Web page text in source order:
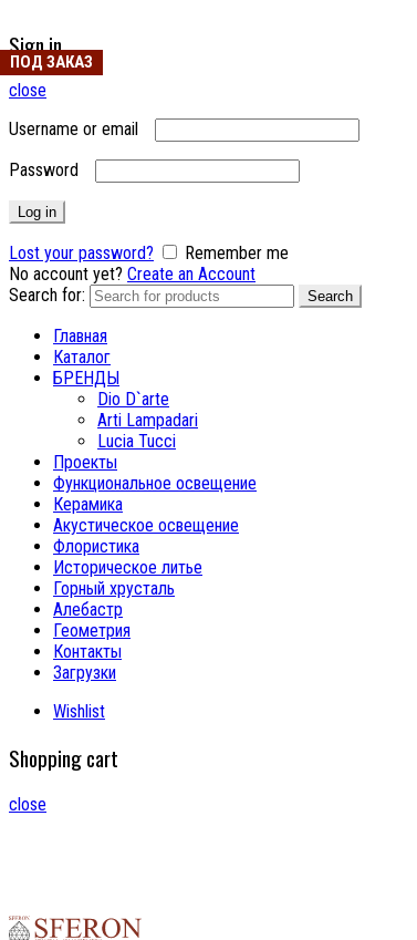
Sign in
close
Username or email
Password
Log in
Lost your password?
Remember me
No account yet? Create an Account
Search for:
Search
Главная
Каталог
БРЕНДЫ
Dio D`arte
Arti Lampadari
Lucia Tucci
Проекты
Функциональное освещение
Керамика
Акустическое освещение
Флористика
Историческое литье
Горный хрусталь
Алебастр
Геометрия
Контакты
Загрузки
Wishlist
Shopping cart
close
ПОД ЗАКАЗ
ПОД ЗАКАЗ
ПОД ЗАКАЗ